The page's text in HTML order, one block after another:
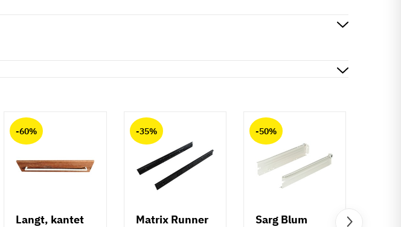
-60%
Langt, kantet
-35%
Matrix Runner
-50%
Sarg Blum